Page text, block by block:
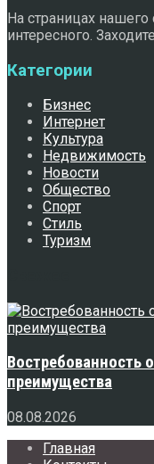
На страницах
интересного.
Категории
Бизнес
Интернет
Культура
Недвижимость
Новости
Общество
Спорт
Стиль
Туризм
Востребованность
преимущества
08.08.2026
Главная